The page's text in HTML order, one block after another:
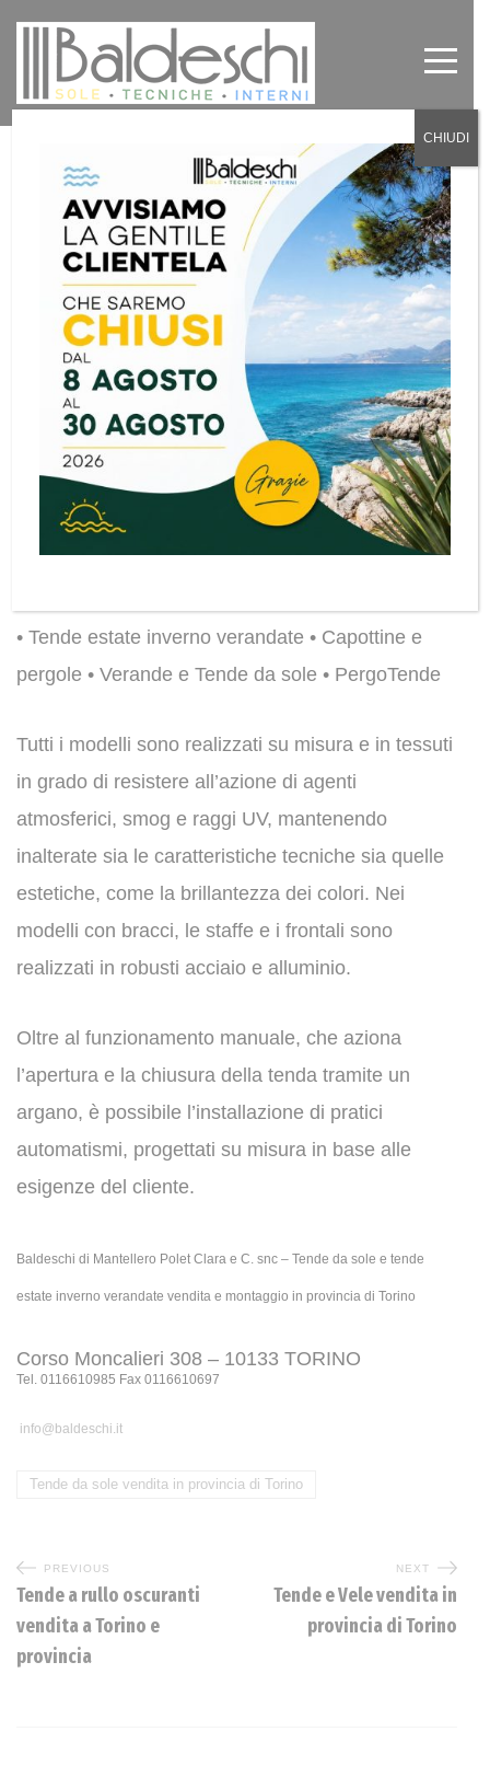
Tende da sole vendita in provincia
di Torino
Baldeschi in News 0
Vendita tende
da sole Torino
• Tende estate inverno verandate • Capottine e
pergole • Verande e Tende da sole • PergoTende
Tutti i modelli sono realizzati su misura e in tessuti
in grado di resistere all’azione di agenti
atmosferici, smog e raggi UV, mantenendo
inalterate sia le caratteristiche tecniche sia quelle
estetiche, come la brillantezza dei colori. Nei
modelli con bracci, le staffe e i frontali sono
realizzati in robusti acciaio e alluminio.
Oltre al funzionamento manuale, che aziona
l’apertura e la chiusura della tenda tramite un
argano, è possibile l’installazione di pratici
automatismi, progettati su misura in base alle
esigenze del cliente.
Baldeschi di Mantellero Polet Clara e C. snc – Tende da sole e tende
estate inverno verandate vendita e montaggio in provincia di Torino
Corso Moncalieri 308 – 10133 TORINO
Tel. 0116610985 Fax 0116610697
info@baldeschi.it
Tende da sole vendita in provincia di Torino
PREVIOUS
Tende a rullo oscuranti
vendita a Torino e
provincia
NEXT
Tende e Vele vendita in
provincia di Torino
CHIUDI